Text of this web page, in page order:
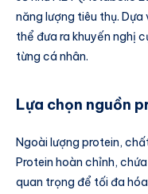
năng lượng tiêu thụ.
thể đưa ra khuyến nghị
từng cá nhân.
Lựa chọn nguồn
Ngoài lượng protein,
Protein hoàn chỉnh,
quan trọng để tối đa